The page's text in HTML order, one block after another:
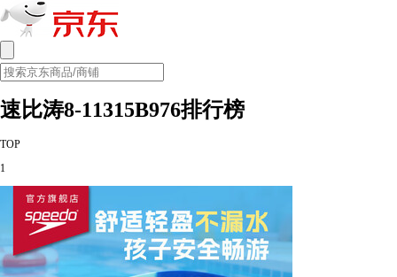
速比涛8-11315B976排行榜
TOP
1